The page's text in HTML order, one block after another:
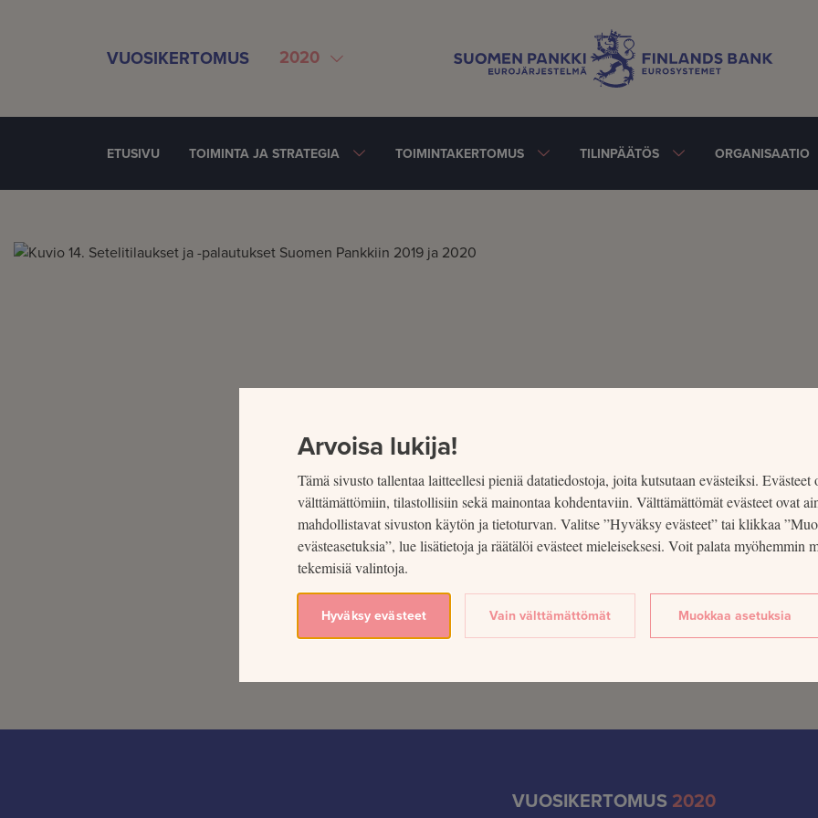
VUOSIKERTOMUS 2020
ETUSIVU TOIMINTA JA STRATEGIA TOIMINTAKERTOMUS TILINPÄÄTÖS ORGANISAATIO
Jaettu
VUOSIKERTOMUS 2020
Arvoisa lukija!
Tämä sivusto tallentaa laitteellesi pieniä datatiedostoja, joita kutsutaan evästeiksi. Evästeet
välttämättömiin, tilastollisiin sekä mainontaa kohdentaviin. Välttämättömät evästeet ovat
mahdollistavat sivuston käytön ja tietoturvan. Valitse ”Hyväksy evästeet” tai klikkaa
evästeasetuksia”, lue lisätietoja ja räätälöi evästeet mieleiseksesi. Voit palata myöhemmin
tekemisiä valintoja.
Hyväksy evästeet Vain välttämättömät Muokkaa asetuksia